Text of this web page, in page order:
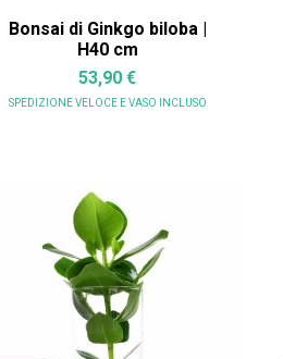
Bonsai di Ginkgo biloba |
H40 cm
53,90 €
SPEDIZIONE VELOCE E VASO INCLUSO